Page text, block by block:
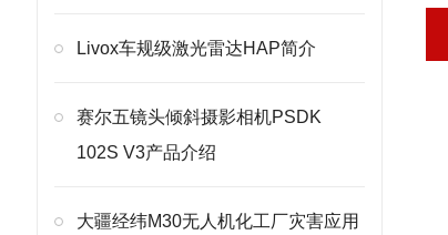
Livox车规级激光雷达HAP简介
赛尔五镜头倾斜摄影相机PSDK
102S V3产品介绍
大疆经纬M30无人机化工厂灾害应用